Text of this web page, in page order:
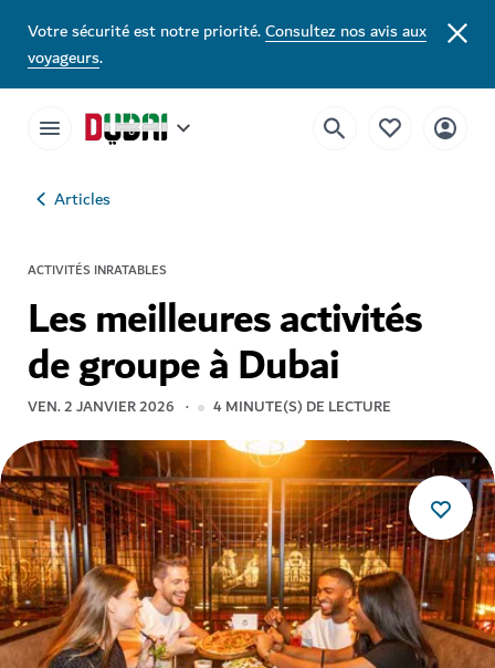
Votre sécurité est notre priorité.Consultez nos avis aux
voyageurs.
Articles
ACTIVITÉS INRATABLES
Les meilleures activités
de groupe à Dubai
VEN. 2 JANVIER 2026 4MINUTE(S) DE LECTURE